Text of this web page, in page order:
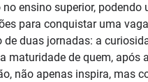
no ensino superior, podendo
para conquistar uma
de duas jornadas: a
maturidade de quem, após
não apenas inspira, mas